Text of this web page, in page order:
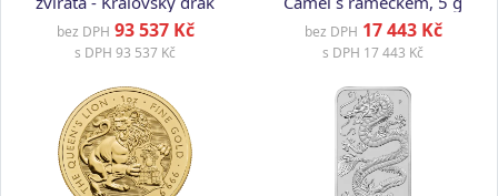
2026, 1 oz
bez DPH 93 537 Kč
s DPH 93 537 Kč
bez DPH 17 443 Kč
s DPH 17 443 Kč